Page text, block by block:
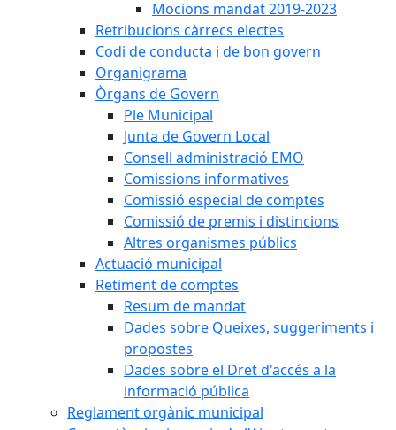
Mocions mandat 2019-2023
Retribucions càrrecs electes
Codi de conducta i de bon govern
Organigrama
Òrgans de Govern
Ple Municipal
Junta de Govern Local
Consell administració EMO
Comissions informatives
Comissió especial de comptes
Comissió de premis i distincions
Altres organismes públics
Actuació municipal
Retiment de comptes
Resum de mandat
Dades sobre Queixes, suggeriments i
propostes
Dades sobre el Dret d'accés a la
informació pública
Reglament orgànic municipal